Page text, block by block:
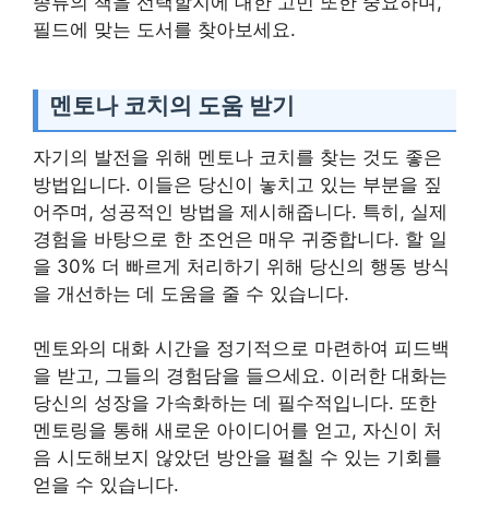
필드에 맞는 도서를 찾아보세요.
멘토나 코치의 도움 받기
자기의 발전을 위해 멘토나 코치를 찾는 것도 좋은
방법입니다. 이들은 당신이 놓치고 있는 부분을 짚
어주며, 성공적인 방법을 제시해줍니다. 특히, 실제
경험을 바탕으로 한 조언은 매우 귀중합니다. 할 일
을 30% 더 빠르게 처리하기 위해 당신의 행동 방식
을 개선하는 데 도움을 줄 수 있습니다.
멘토와의 대화 시간을 정기적으로 마련하여 피드백
을 받고, 그들의 경험담을 들으세요. 이러한 대화는
당신의 성장을 가속화하는 데 필수적입니다. 또한
멘토링을 통해 새로운 아이디어를 얻고, 자신이 처
음 시도해보지 않았던 방안을 펼칠 수 있는 기회를
얻을 수 있습니다.